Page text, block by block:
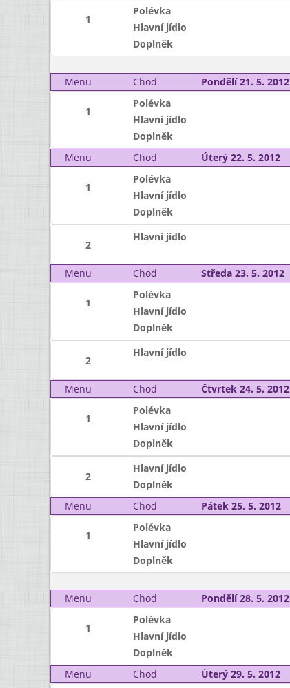
1
Polévka
Hlavní jídlo
Doplněk
Menu
Chod Pondělí 21. 5. 2012
1
Polévka
Hlavní jídlo
Doplněk
Menu
Chod Úterý 22. 5. 2012
1
Polévka
Hlavní jídlo
Doplněk
2
Hlavní jídlo
Menu Chod Středa 23. 5. 2012
1
Polévka
Hlavní jídlo
Doplněk
2
Hlavní jídlo
Menu Chod Čtvrtek 24. 5. 2012
1
Polévka
Hlavní jídlo
Doplněk
2
Hlavní jídlo
Doplněk
Menu
Chod Pátek 25. 5. 2012
1
Polévka
Hlavní jídlo
Doplněk
Menu
Chod Pondělí 28. 5. 2012
1
Polévka
Hlavní jídlo
Doplněk
Menu
Chod Úterý 29. 5. 2012